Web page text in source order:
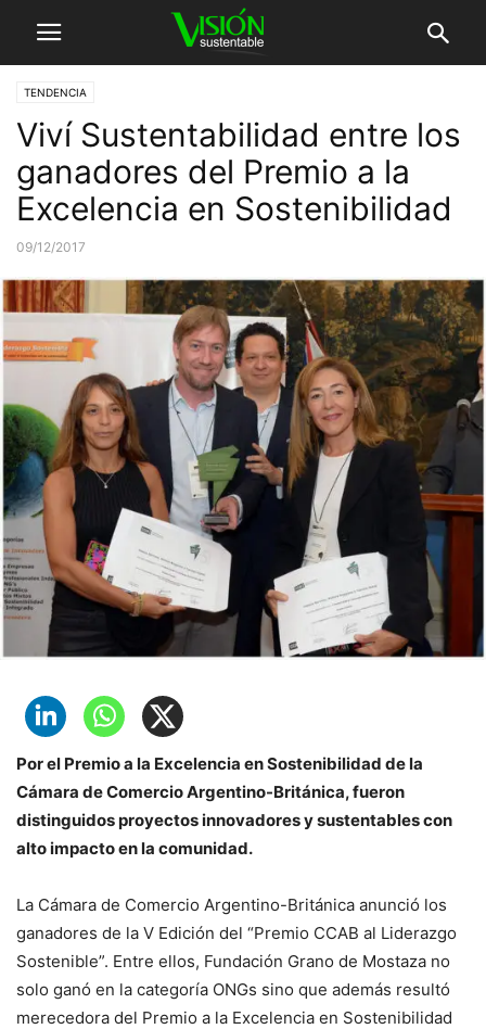
TENDENCIA
Viví Sustentabilidad entre los
ganadores del Premio a la
Excelencia en Sostenibilidad
09/12/2017
Por el Premio a la Excelencia en Sostenibilidad de la
Cámara de Comercio Argentino-Británica, fueron
distinguidos proyectos innovadores y sustentables con
alto impacto en la comunidad.
La Cámara de Comercio Argentino-Británica anunció los
ganadores de la V Edición del “Premio CCAB al Liderazgo
Sostenible”. Entre ellos, Fundación Grano de Mostaza no
solo ganó en la categoría ONGs sino que además resultó
merecedora del Premio a la Excelencia en Sostenibilidad